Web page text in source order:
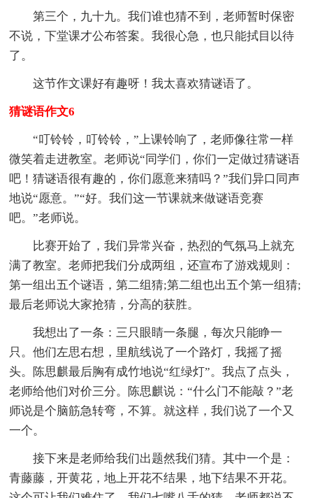
第三个，九十九。我们谁也猜不到，老师暂时保密
不说，下堂课才公布答案。我很心急，也只能拭目以待
了。
这节作文课好有趣呀！我太喜欢猜谜语了。
猜谜语作文6
“叮铃铃，叮铃铃，”上课铃响了，老师像往常一样
微笑着走进教室。老师说“同学们，你们一定做过猜谜语
吧！猜谜语很有趣的，你们愿意来猜吗？”我们异口同声
地说“愿意。”“好。我们这一节课就来做谜语竞赛
吧。”老师说。
比赛开始了，我们异常兴奋，热烈的气氛马上就充
满了教室。老师把我们分成两组，还宣布了游戏规则：
第一组出五个谜语，第二组猜;第二组也出五个第一组猜;
最后老师说大家抢猜，分高的获胜。
我想出了一条：三只眼睛一条腿，每次只能睁一
只。他们左思右想，里航线说了一个路灯，我摇了摇
头。陈思麒最后胸有成竹地说“红绿灯”。我点了点头，
老师给他们对价三分。陈思麒说：“什么门不能敲？”老
师说是个脑筋急转弯，不算。就这样，我们说了一个又
一个。
接下来是老师给我们出题然我们猜。其中一个是：
青藤藤，开黄花，地上开花不结果，地下结果不开花。